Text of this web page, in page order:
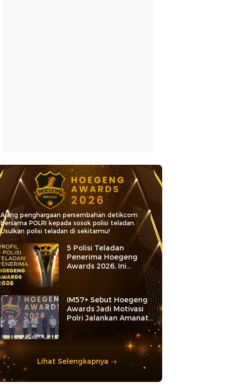
Ajang penghargaan persembahan detikcom
bersama POLRI kepada sosok polisi teladan.
Usulkan polisi teladan di sekitarmu!
5 Polisi Teladan
Penerima Hoegeng
Awards 2026, Ini
Kategori dan Kiprahnya
IM57+ Sebut Hoegeng
Awards Jadi Motivasi
Polri Jalankan Amanat
Lihat Selengkapnya